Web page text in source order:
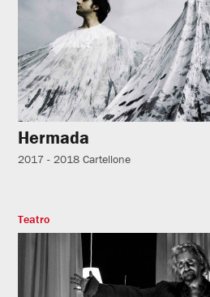
Hermada
2017 - 2018 Cartellone
Teatro